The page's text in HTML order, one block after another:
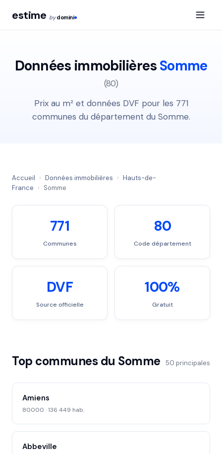
estime bydomini
Données immobilièresSomme
(80)
Prix au m² et données DVF pour les 771
communes du département du Somme.
Accueil › Données immobilières › Hauts-de-
France › Somme
771
Communes
80
Code département
DVF
Source officielle
100%
Gratuit
Top communes du Somme 50 principales
Amiens
80000 · 136 449 hab.
Abbeville